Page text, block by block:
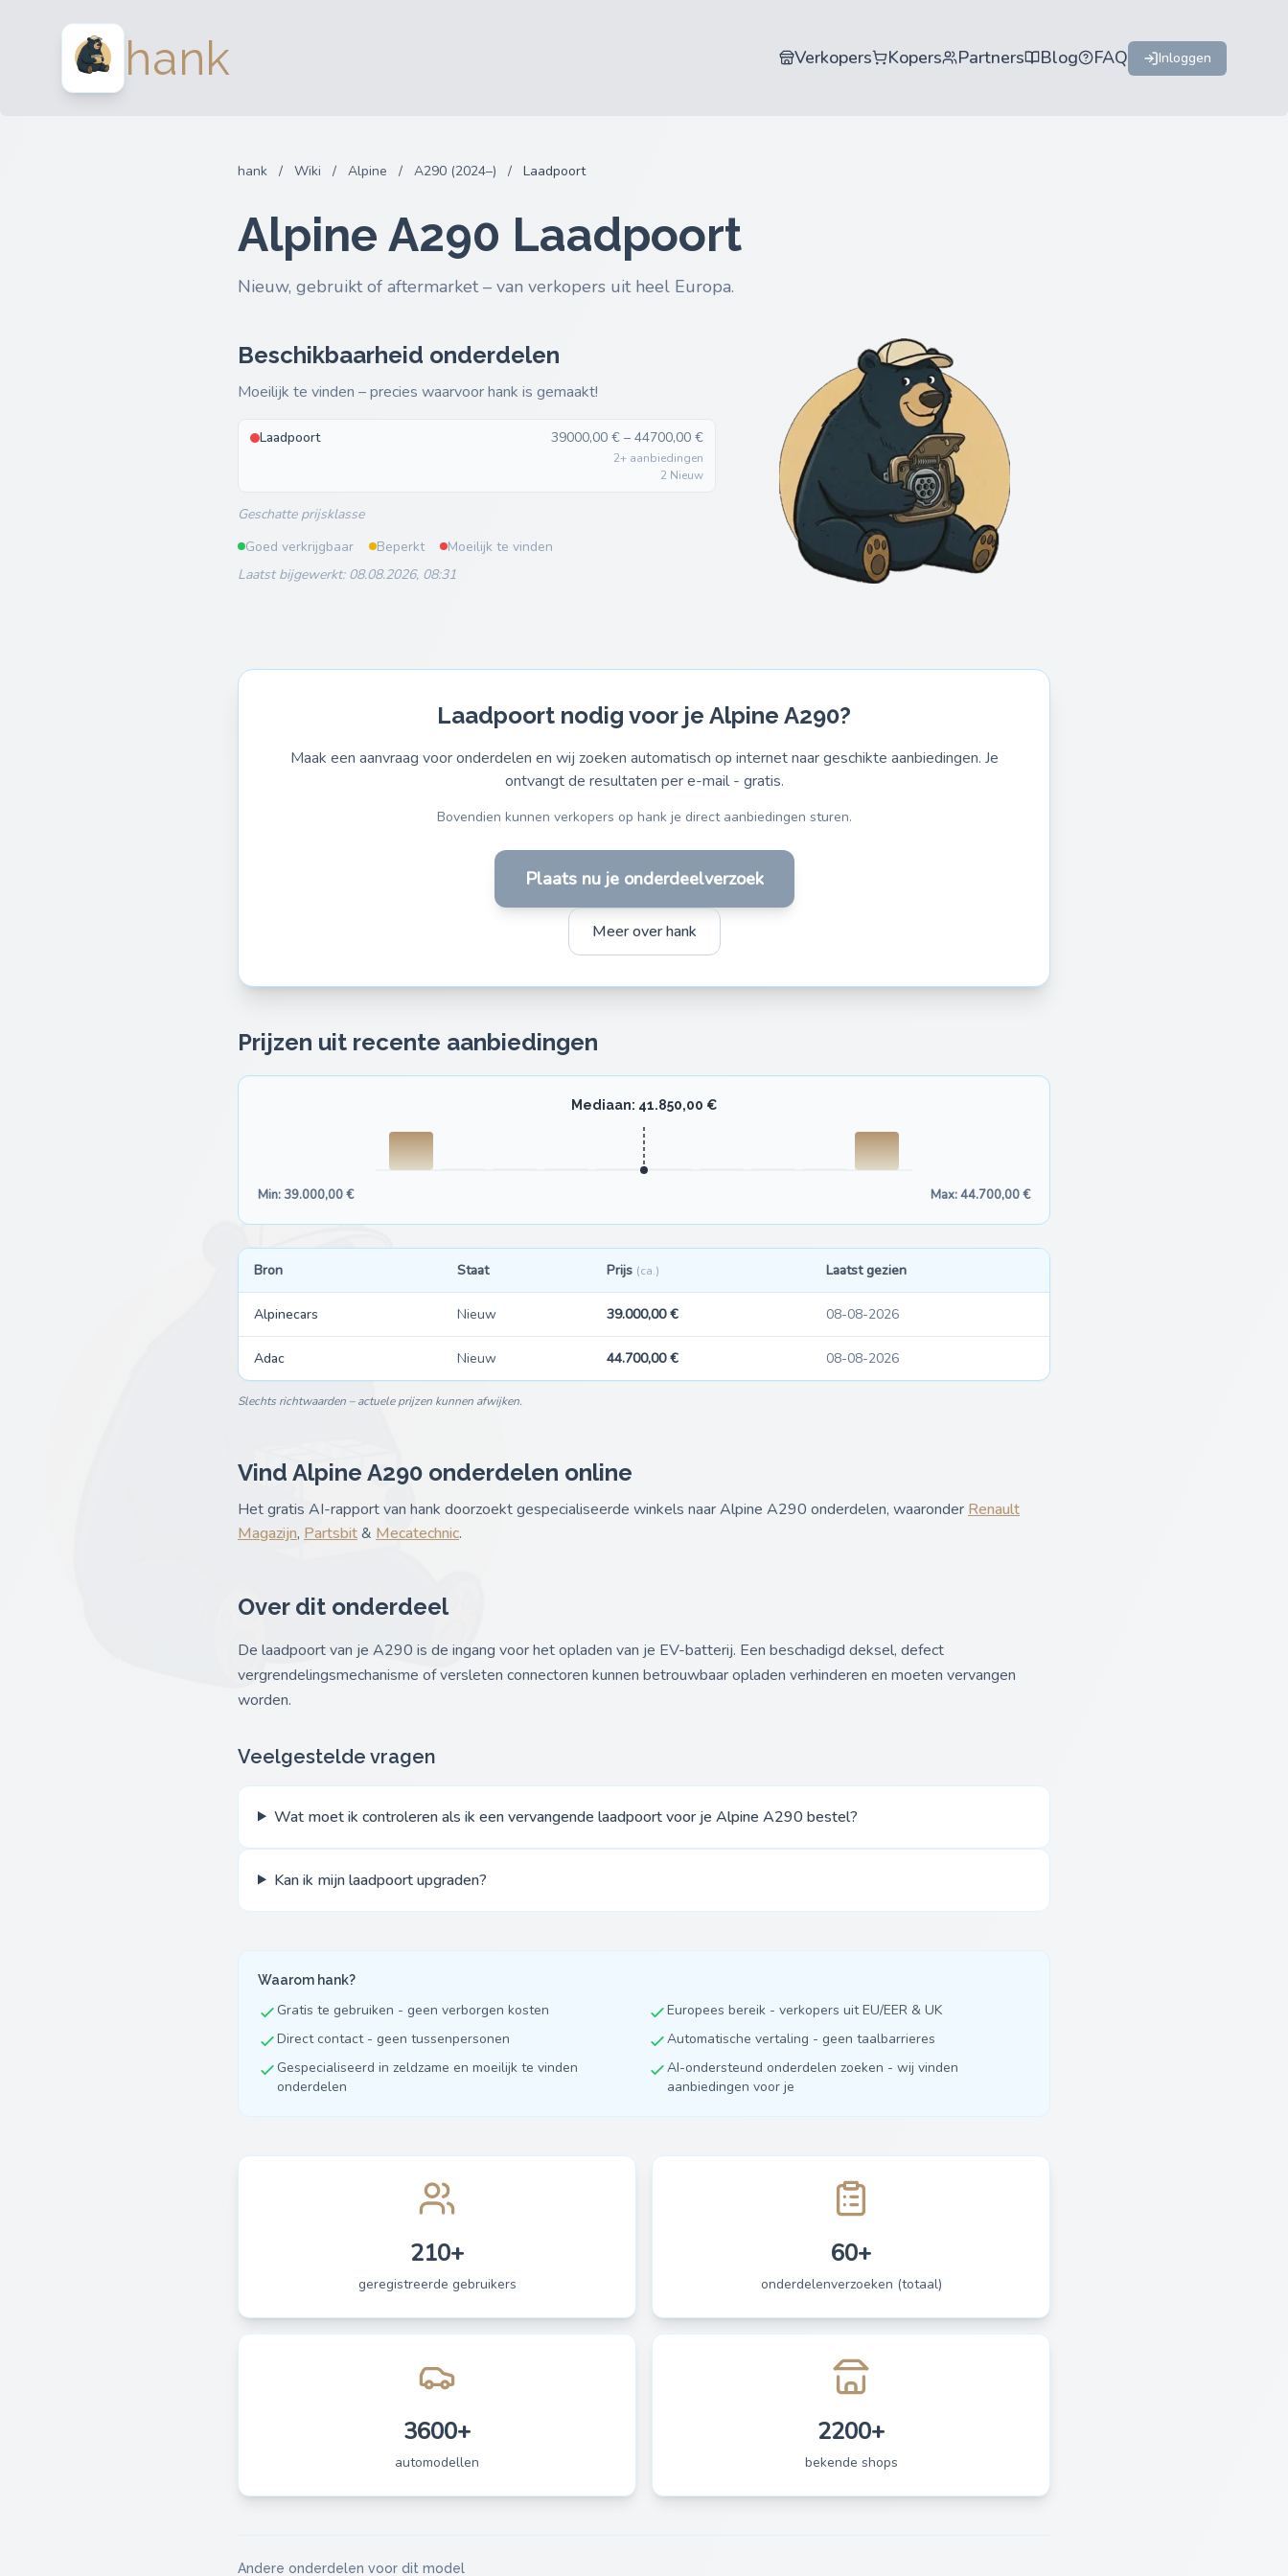
hank Verkopers Kopers Partners Blog FAQ Inloggen
hank / Wiki / Alpine / A290 (2024–) / Laadpoort
Alpine A290 Laadpoort
Nieuw, gebruikt of aftermarket – van verkopers uit heel Europa.
Beschikbaarheid onderdelen
Moeilijk te vinden – precies waarvoor hank is gemaakt!
Laadpoort 39000,00 € – 44700,00 €
2+ aanbiedingen
2 Nieuw
Geschatte prijsklasse
Goed verkrijgbaar
Beperkt
Moeilijk te vinden
Laatst bijgewerkt: 08.08.2026, 08:31
Laadpoort nodig voor je Alpine A290?
Maak een aanvraag voor onderdelen en wij zoeken automatisch op internet naar geschikte aanbiedingen. Je
ontvangt de resultaten per e-mail - gratis.
Bovendien kunnen verkopers op hank je direct aanbiedingen sturen.
Plaats nu je onderdeelverzoek
Meer over hank
Prijzen uit recente aanbiedingen
Mediaan: 41.850,00 €
Min: 39.000,00 € Max: 44.700,00 €
Bron Staat Prijs (ca.) Laatst gezien
Alpinecars Nieuw 39.000,00 € 08-08-2026
Adac Nieuw 44.700,00 € 08-08-2026
Slechts richtwaarden – actuele prijzen kunnen afwijken.
Vind Alpine A290 onderdelen online
Het gratis AI-rapport van hank doorzoekt gespecialiseerde winkels naar Alpine A290 onderdelen, waaronder Renault
Magazijn, Partsbit& Mecatechnic.
Over dit onderdeel
De laadpoort van je A290 is de ingang voor het opladen van je EV-batterij. Een beschadigd deksel, defect
vergrendelingsmechanisme of versleten connectoren kunnen betrouwbaar opladen verhinderen en moeten vervangen
worden.
Veelgestelde vragen
Wat moet ik controleren als ik een vervangende laadpoort voor je Alpine A290 bestel?
Kan ik mijn laadpoort upgraden?
Waarom hank?
Gratis te gebruiken - geen verborgen kosten
Europees bereik - verkopers uit EU/EER & UK
Direct contact - geen tussenpersonen
Automatische vertaling - geen taalbarrieres
Gespecialiseerd in zeldzame en moeilijk te vinden
onderdelen
AI-ondersteund onderdelen zoeken - wij vinden
aanbiedingen voor je
210+
geregistreerde gebruikers
60+
onderdelenverzoeken (totaal)
3600+
automodellen
2200+
bekende shops
Andere onderdelen voor dit model